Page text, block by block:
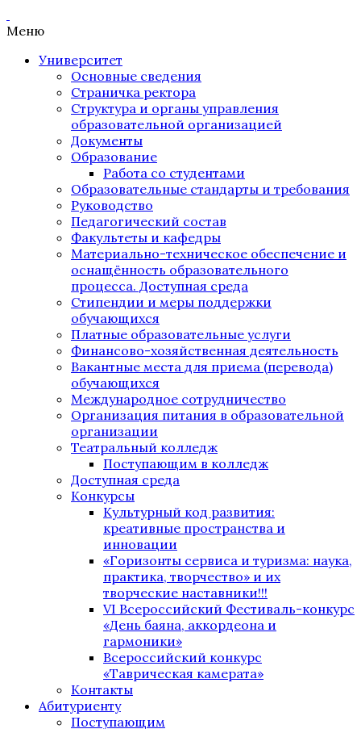
Меню
Университет
Основные сведения
Страничка ректора
Структура и органы управления
образовательной организацией
Документы
Образование
Работа со студентами
Образовательные стандарты и требования
Руководство
Педагогический состав
Факультеты и кафедры
Материально-техническое обеспечение и
оснащённость образовательного
процесса. Доступная среда
Стипендии и меры поддержки
обучающихся
Платные образовательные услуги
Финансово-хозяйственная деятельность
Вакантные места для приема (перевода)
обучающихся
Международное сотрудничество
Организация питания в образовательной
организации
Театральный колледж
Поступающим в колледж
Доступная среда
Конкурсы
Культурный код развития:
креативные пространства и
инновации
«Горизонты сервиса и туризма: наука,
практика, творчество» и их
творческие наставники!!!
VI Всероссийский Фестиваль-конкурс
«День баяна, аккордеона и
гармоники»
Всероссийский конкурс
«Таврическая камерата»
Контакты
Абитуриенту
Поступающим